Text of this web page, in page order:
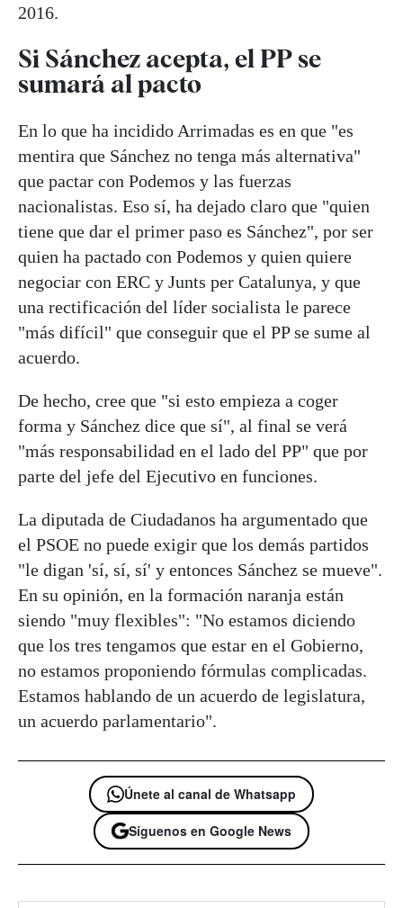
2016.
Si Sánchez acepta, el PP se
sumará al pacto
En lo que ha incidido Arrimadas es en que "es
mentira que Sánchez no tenga más alternativa"
que pactar con Podemos y las fuerzas
nacionalistas. Eso sí, ha dejado claro que "quien
tiene que dar el primer paso es Sánchez", por ser
quien ha pactado con Podemos y quien quiere
negociar con ERC y Junts per Catalunya, y que
una rectificación del líder socialista le parece
"más difícil" que conseguir que el PP se sume al
acuerdo.
De hecho, cree que "si esto empieza a coger
forma y Sánchez dice que sí", al final se verá
"más responsabilidad en el lado del PP" que por
parte del jefe del Ejecutivo en funciones.
La diputada de Ciudadanos ha argumentado que
el PSOE no puede exigir que los demás partidos
"le digan 'sí, sí, sí' y entonces Sánchez se mueve".
En su opinión, en la formación naranja están
siendo "muy flexibles": "No estamos diciendo
que los tres tengamos que estar en el Gobierno,
no estamos proponiendo fórmulas complicadas.
Estamos hablando de un acuerdo de legislatura,
un acuerdo parlamentario".
Únete al canal de Whatsapp
Síguenos en Google News